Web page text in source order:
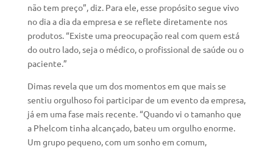
não tem preço”, diz. Para ele, esse propósito segue vivo
no dia a dia da empresa e se reflete diretamente nos
produtos. “Existe uma preocupação real com quem está
do outro lado, seja o médico, o profissional de saúde ou o
paciente.”
Dimas revela que um dos momentos em que mais se
sentiu orgulhoso foi participar de um evento da empresa,
já em uma fase mais recente. “Quando vi o tamanho que
a Phelcom tinha alcançado, bateu um orgulho enorme.
Um grupo pequeno, com um sonho em comum,